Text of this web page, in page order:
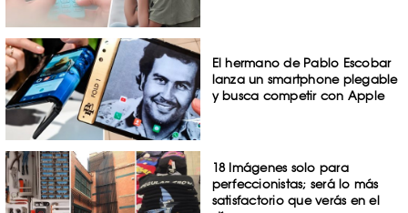
El hermano de Pablo Escobar
lanza un smartphone plegable
y busca competir con Apple
18 Imágenes solo para
perfeccionistas; será lo más
satisfactorio que verás en el